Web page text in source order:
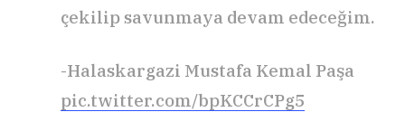
çekilip savunmaya devam edeceğim.
-Halaskargazi Mustafa Kemal Paşa
pic.twitter.com/bpKCCrCPg5